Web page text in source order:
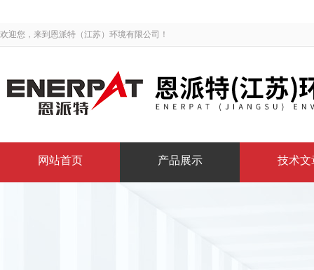
欢迎您，来到恩派特（江苏）环境有限公司！
网站首页 产品展示 技术文